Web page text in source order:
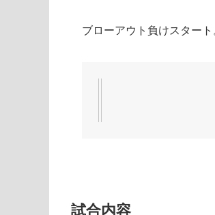
ブローアウト負けスタート
試合内容